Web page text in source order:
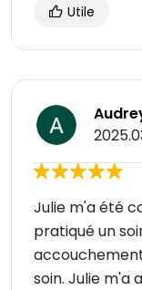
Utile
Julie m'a été
pratiqué un
soin. Julie m'a